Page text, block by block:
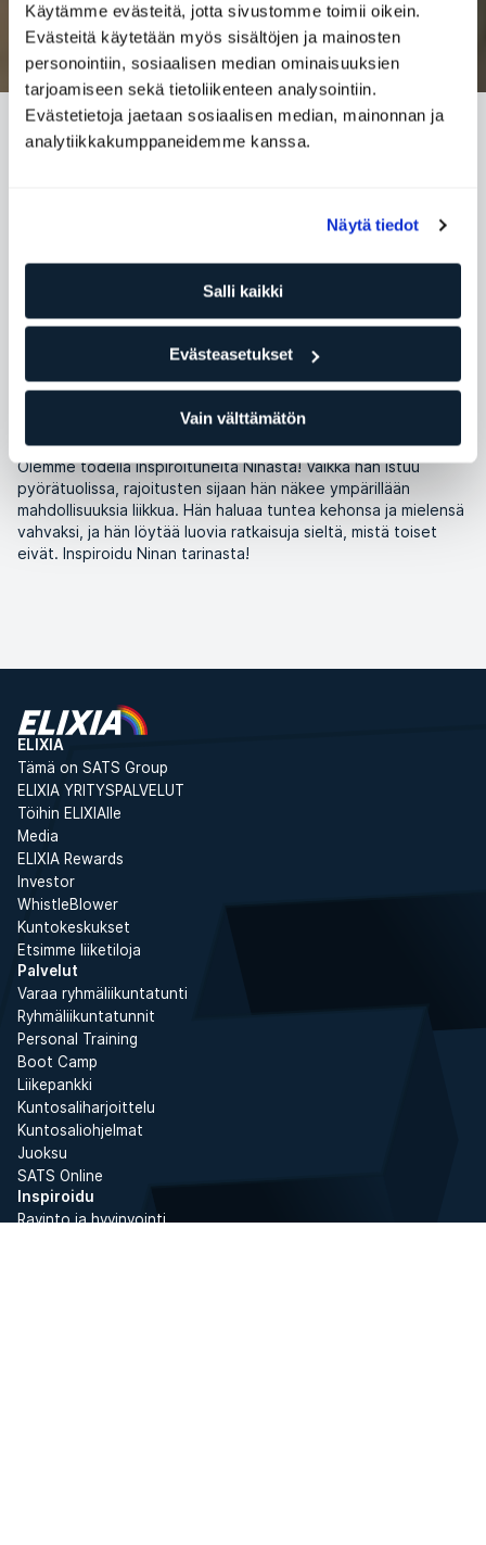
Käytämme evästeitä, jotta sivustomme toimii oikein.
Evästeitä käytetään myös sisältöjen ja mainosten
personointiin, sosiaalisen median ominaisuuksien
tarjoamiseen sekä tietoliikenteen analysointiin.
Evästetietoja jaetaan sosiaalisen median, mainonnan ja
analytiikkakumppaneidemme kanssa.
Näytä tiedot
Salli kaikki
Evästeasetukset
Vain välttämätön
NINA NÄKEE YMPÄRILLÄÄN VAIN
Olemme todella inspiroituneita Ninasta! Vaikka hän istuu
pyörätuolissa, rajoitusten sijaan hän näkee ympärillään
mahdollisuuksia liikkua. Hän haluaa tuntea kehonsa ja mielensä
vahvaksi, ja hän löytää luovia ratkaisuja sieltä, mistä toiset
eivät. Inspiroidu Ninan tarinasta!
ELIXIA
Tämä on SATS Group
ELIXIA YRITYSPALVELUT
Töihin ELIXIAlle
Media
ELIXIA Rewards
Investor
WhistleBlower
Kuntokeskukset
Etsimme liiketiloja
Palvelut
Varaa ryhmäliikuntatunti
Ryhmäliikuntatunnit
Personal Training
Boot Camp
Liikepankki
Kuntosaliharjoittelu
Kuntosaliohjelmat
Juoksu
SATS Online
Inspiroidu
Ravinto ja hyvinvointi